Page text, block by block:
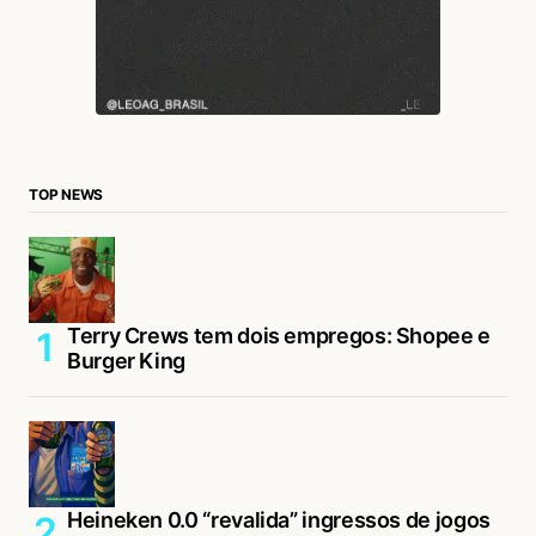
TOP NEWS
Terry Crews tem dois empregos: Shopee e
Burger King
Heineken 0.0 “revalida” ingressos de jogos